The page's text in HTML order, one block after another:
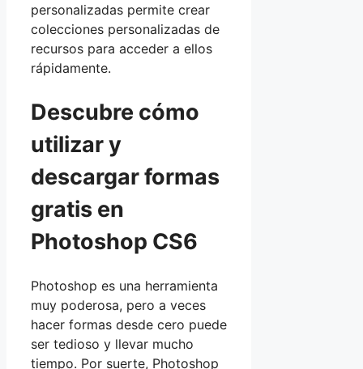
personalizadas permite crear
colecciones personalizadas de
recursos para acceder a ellos
rápidamente.
Descubre cómo
utilizar y
descargar formas
gratis en
Photoshop CS6
Photoshop es una herramienta
muy poderosa, pero a veces
hacer formas desde cero puede
ser tedioso y llevar mucho
tiempo. Por suerte, Photoshop